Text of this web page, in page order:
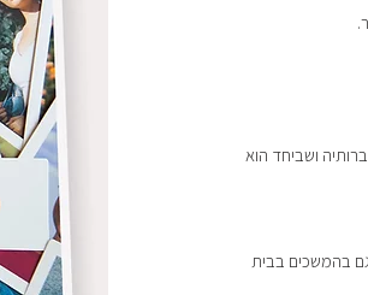
ושביחד הוא
בהמשכים בבית